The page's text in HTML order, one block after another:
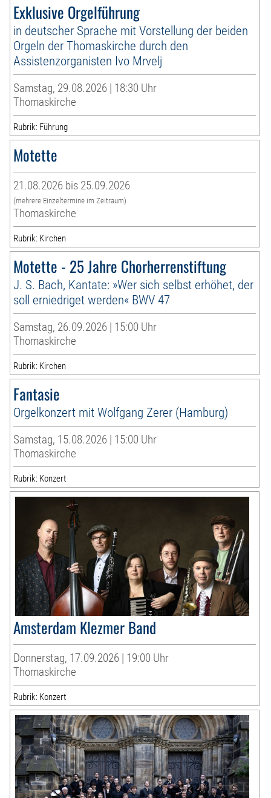
Exklusive Orgelführung
in deutscher Sprache mit Vorstellung der beiden
Orgeln der Thomaskirche durch den
Assistenzorganisten Ivo Mrvelj
Samstag, 29.08.2026 | 18:30 Uhr
Thomaskirche
Rubrik: Führung
Motette
21.08.2026 bis 25.09.2026
(mehrere Einzeltermine im Zeitraum)
Thomaskirche
Rubrik: Kirchen
Motette - 25 Jahre Chorherrenstiftung
J. S. Bach, Kantate: »Wer sich selbst erhöhet, der
soll erniedriget werden« BWV 47
Samstag, 26.09.2026 | 15:00 Uhr
Thomaskirche
Rubrik: Kirchen
Fantasie
Orgelkonzert mit Wolfgang Zerer (Hamburg)
Samstag, 15.08.2026 | 15:00 Uhr
Thomaskirche
Rubrik: Konzert
Amsterdam Klezmer Band
Donnerstag, 17.09.2026 | 19:00 Uhr
Thomaskirche
Rubrik: Konzert